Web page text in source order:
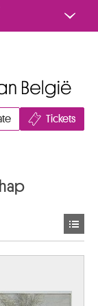
Tickets